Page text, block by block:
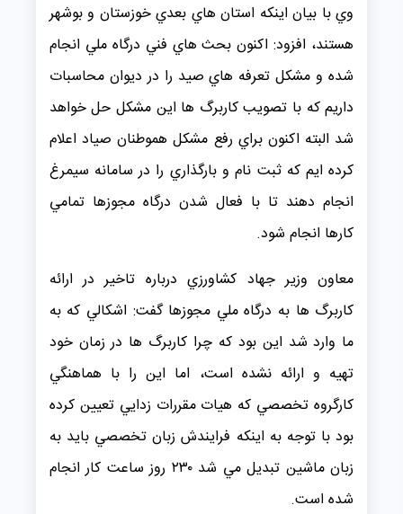
وي با بيان اينكه استان هاي بعدي خوزستان و بوشهر
هستند، افزود: اكنون بحث هاي فني درگاه ملي انجام
شده و مشكل تعرفه هاي صيد را در ديوان محاسبات
داريم كه با تصويب كاربرگ ها اين مشكل حل خواهد
شد البته اكنون براي رفع مشكل هموطنان صياد اعلام
كرده ايم كه ثبت نام و بارگذاري را در سامانه سيمرغ
انجام دهند تا با فعال شدن درگاه مجوزها تمامي
كارها انجام شود.
معاون وزير جهاد كشاورزي درباره تاخير در ارائه
كاربرگ ها به درگاه ملي مجوزها گفت: اشكالي كه به
ما وارد شد اين بود كه چرا كاربرگ ها در زمان خود
تهيه و ارائه نشده است، اما اين را با هماهنگي
كارگروه تخصصي كه هيات مقررات زدايي تعيين كرده
بود با توجه به اينكه فرايندش زبان تخصصي بايد به
زبان ماشين تبديل مي شد ۲۳۰ روز ساعت كار انجام
شده است.